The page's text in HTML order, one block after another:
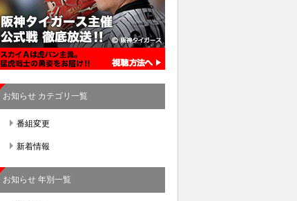
お知らせ カテゴリ一覧
番組変更
新着情報
お知らせ 年別一覧